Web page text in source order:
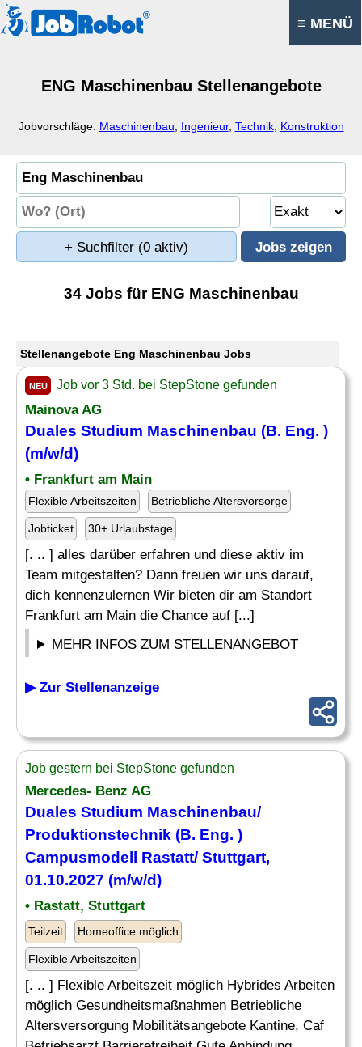
≡ MENÜ
ENG Maschinenbau Stellenangebote
Jobvorschläge: Maschinenbau Ingenieur, Technik, Konstruktion
+ Suchfilter (0 aktiv)
34 Jobs für ENG Maschinenbau
Stellenangebote Eng Maschinenbau Jobs
NEU Job vor 3 Std. bei StepStone gefunden
Mainova AG
Duales Studium Maschinenbau (B. Eng. )
(m/w/d)
• Frankfurt am Main
Flexible Arbeitszeiten Betriebliche Altersvorsorge
Jobticket 30+ Urlaubstage
[. .. ] alles darüber erfahren und diese aktiv im
Team mitgestalten? Dann freuen wir uns darauf,
dich kennenzulernen Wir bieten dir am Standort
Frankfurt am Main die Chance auf [...]
MEHR INFOS ZUM STELLENANGEBOT
▶ Zur Stellenanzeige
Job gestern bei StepStone gefunden
Mercedes- Benz AG
Duales Studium Maschinenbau/
Produktionstechnik (B. Eng. )
Campusmodell Rastatt/ Stuttgart,
01.10.2027 (m/w/d)
• Rastatt, Stuttgart
Teilzeit Homeoffice möglich
Flexible Arbeitszeiten
[. .. ] Flexible Arbeitszeit möglich Hybrides Arbeiten
möglich Gesundheitsmaßnahmen Betriebliche
Altersversorgung Mobilitätsangebote Kantine, Caf